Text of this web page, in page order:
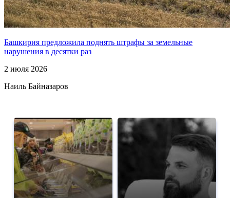
Башкирия предложила поднять штрафы за земельные
нарушения в десятки раз
2 июля 2026
Наиль Байназаров